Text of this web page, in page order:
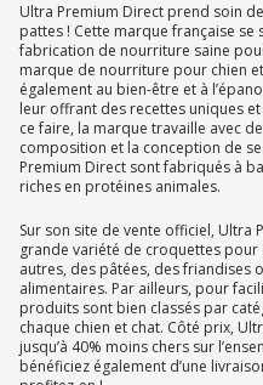
Ultra Premium Direct prend soin
pattes ! Cette marque française se
fabrication de nourriture saine
marque de nourriture pour chien
également au bien-être et à
leur offrant des recettes uniques
ce faire, la marque travaille avec
composition et la conception de
Premium Direct sont fabriqués à
riches en protéines animales.
Sur son site de vente officiel, Ultra
grande variété de croquettes pour
autres, des pâtées, des friandises
alimentaires. Par ailleurs, pour
produits sont bien classés par
chaque chien et chat. Côté prix,
jusqu’à 40% moins chers sur
bénéficiez également d’une